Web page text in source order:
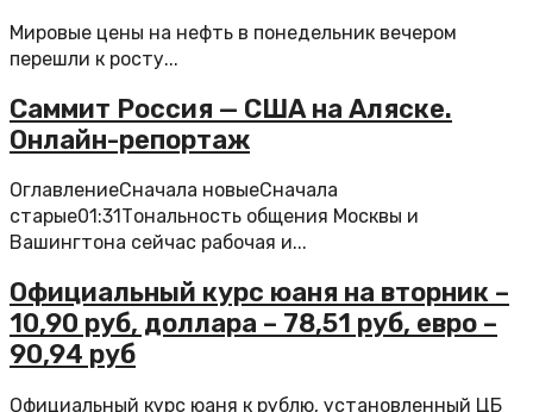
Мировые цены на нефть в понедельник вечером
перешли к росту...
Саммит Россия — США на Аляске.
Онлайн-репортаж
ОглавлениеСначала новыеСначала
старые01:31Тональность общения Москвы и
Вашингтона сейчас рабочая и...
Официальный курс юаня на вторник –
10,90 руб, доллара – 78,51 руб, евро –
90,94 руб
Официальный курс юаня к рублю, установленный ЦБ